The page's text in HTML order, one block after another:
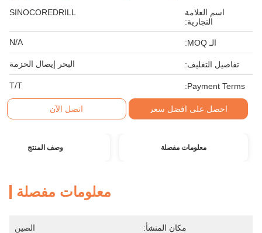
اسم العلامة
التجارية:
SINOCOREDRILL
الـ MOQ: N/A
تفاصيل التغليف: البحر إيصال الحزمة
Payment Terms:
T/T
احصل على افضل سعر اتصل الآن
معلومات مفصلة وصف المنتج
معلومات مفصلة
مكان المنشأ: الصين